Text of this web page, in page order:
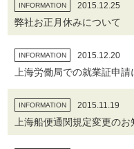
INFORMATION 2015.12.25
弊社お正月休みについて
INFORMATION 2015.12.20
上海労働局での就業証申請
INFORMATION 2015.11.19
上海船便通関規定変更のお